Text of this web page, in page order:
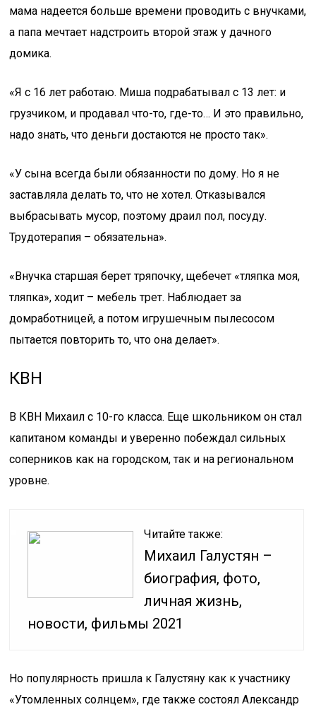
мама надеется больше времени проводить с внучками,
а папа мечтает надстроить второй этаж у дачного
домика.
«Я с 16 лет работаю. Миша подрабатывал с 13 лет: и
грузчиком, и продавал что-то, где-то… И это правильно,
надо знать, что деньги достаются не просто так».
«У сына всегда были обязанности по дому. Но я не
заставляла делать то, что не хотел. Отказывался
выбрасывать мусор, поэтому драил пол, посуду.
Трудотерапия – обязательна».
«Внучка старшая берет тряпочку, щебечет «тляпка моя,
тляпка», ходит – мебель трет. Наблюдает за
домработницей, а потом игрушечным пылесосом
пытается повторить то, что она делает».
КВН
В КВН Михаил с 10-го класса. Еще школьником он стал
капитаном команды и уверенно побеждал сильных
соперников как на городском, так и на региональном
уровне.
Читайте также:
Михаил Галустян –
биография, фото,
личная жизнь,
новости, фильмы 2021
Но популярность пришла к Галустяну как к участнику
«Утомленных солнцем», где также состоял Александр